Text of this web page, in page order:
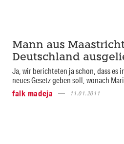
Mann aus
Deutschland
Ja, wir berichteten ja schon, dass es
neues Gesetz geben soll, wonach
falk madeja
11.01.2011